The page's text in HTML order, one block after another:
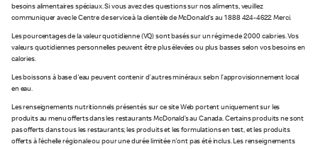
besoins alimentaires spéciaux. Si vous avez des questions sur nos aliments, veuillez
communiquer avec le Centre de service à la clientèle de McDonald's au 1 888 424-4622. Merci.
Les pourcentages de la valeur quotidienne (VQ) sont basés sur un régime de 2 000 calories. Vos
valeurs quotidiennes personnelles peuvent être plus élevées ou plus basses selon vos besoins en
calories.
Les boissons à base d'eau peuvent contenir d'autres minéraux selon l’approvisionnement local
en eau.
Les renseignements nutritionnels présentés sur ce site Web portent uniquement sur les
produits au menu offerts dans les restaurants McDonald’s au Canada. Certains produits ne sont
pas offerts dans tous les restaurants; les produits et les formulations en test, et les produits
offerts à l'échelle régionale ou pour une durée limitée n'ont pas été inclus. Les renseignements